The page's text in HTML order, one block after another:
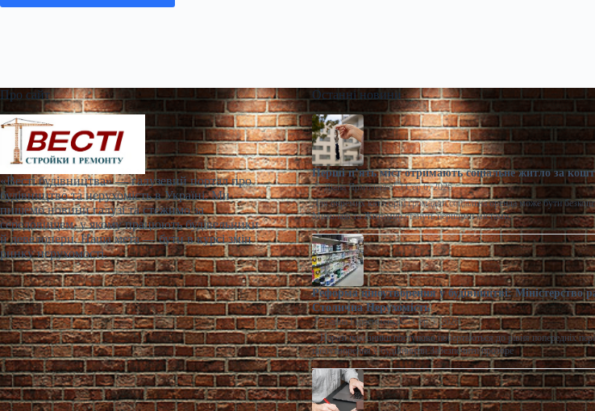
Про сайт
«Весті будівництва» — галузевий портал про
будівництво та нерухомість в Україні. Ми
пишемо новини галузі та стежимо за
середовищем, у якому працюють будівельники
й девелопери. Наша мета — бути в курсі змін
ринку нерухомості.
Останні новини
Перші п’ять міст отримають соціальне житло за
Діана Ярмоленко
Сер 6, 2026
Для окремих категорій громадян соціальна оренда може бути
Миколаїв та Житомир стануть першими містами,…
Реформа ціноутворення у будівництві: Міністерство
Столична Нерухомість
Ганна Герасименко
Сер 5, 2026
> Наразі показники поступово повертаються до рівня попередніх
ціноутворення у будівництві Забезпечити прозоре